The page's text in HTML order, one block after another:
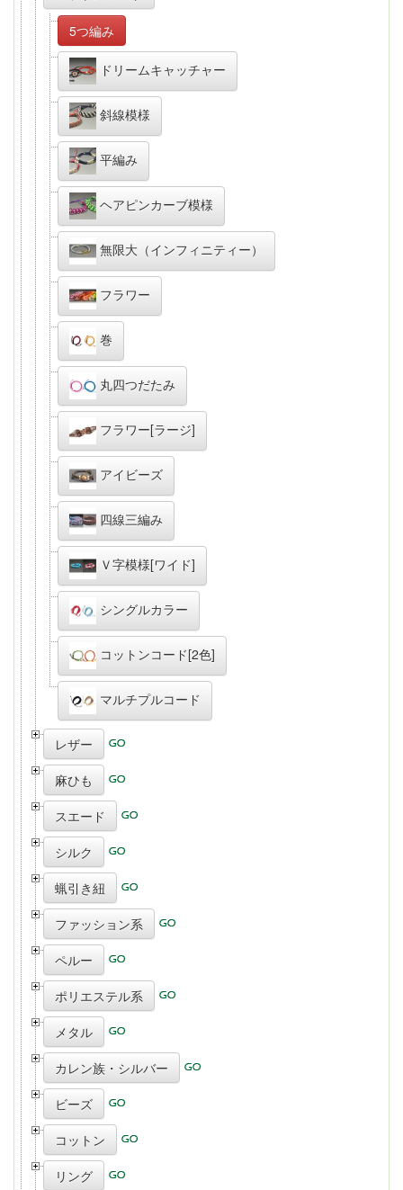
5つ編み
ドリームキャッチャー
斜線模様
平編み
ヘアピンカーブ模様
無限大（インフィニティー）
フラワー
巻
丸四つだたみ
フラワー[ラージ]
アイビーズ
四線三編み
Ｖ字模様[ワイド]
シングルカラー
コットンコード[2色]
マルチプルコード
レザー
麻ひも
スエード
シルク
蝋引き紐
ファッション系
ペルー
ポリエステル系
メタル
カレン族・シルバー
ビーズ
コットン
リング